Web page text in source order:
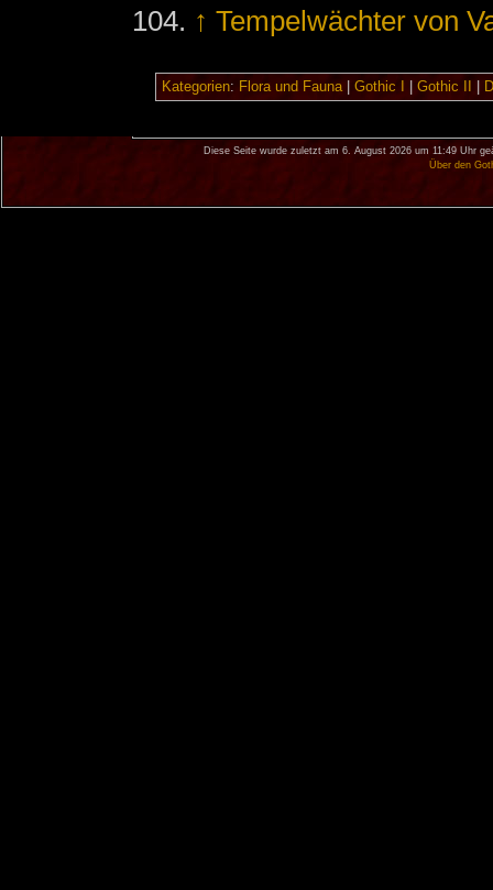
↑ Tempelwächter von
Kategorien: Flora und Fauna| Gothic I Gothic II
Diese Seite wurde zuletzt am 6. August 2026 um 11:49 Uhr
Über den